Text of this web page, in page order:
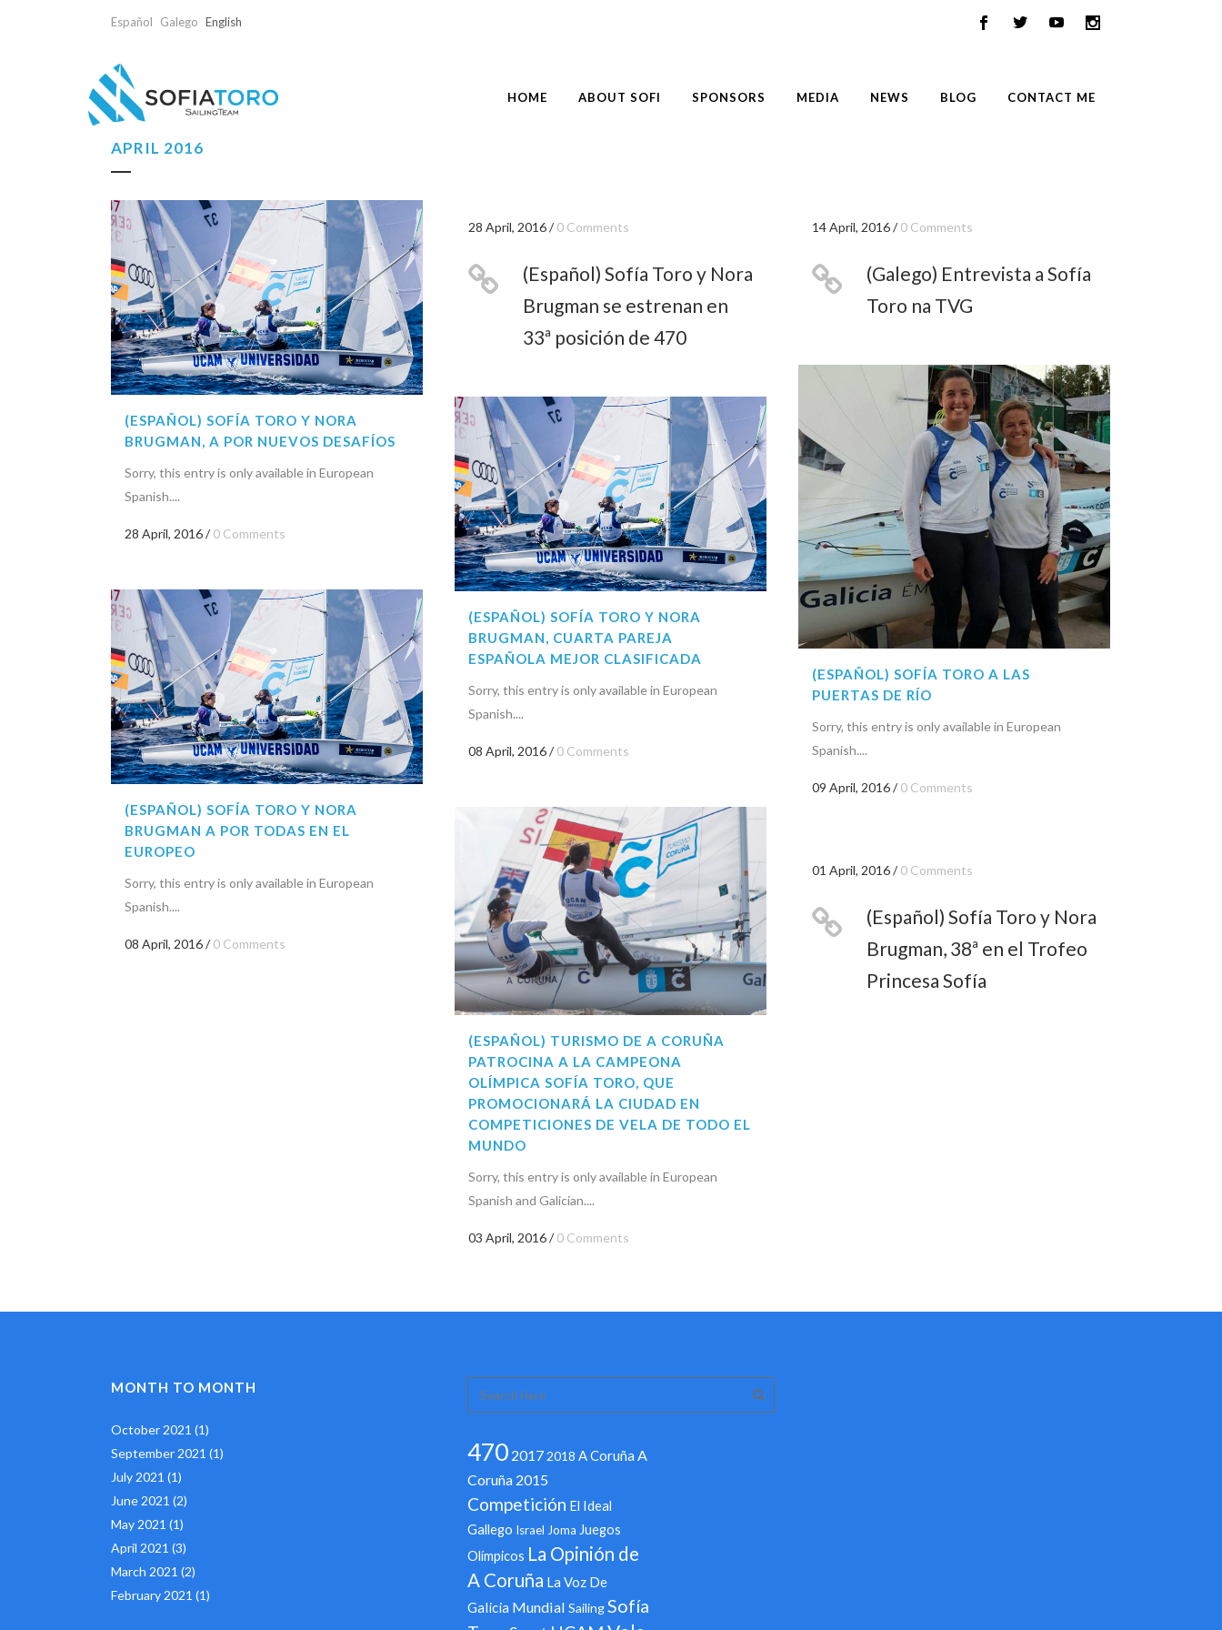
Español Galego English
HOME ABOUT SOFI SPONSORS MEDIA NEWS BLOG CONTACT ME
APRIL 2016
(ESPAÑOL) SOFÍA TORO Y NORA
BRUGMAN, A POR NUEVOS DESAFÍOS
Sorry, this entry is only available in European
Spanish....
28 April, 2016/0 Comments
28 April, 2016/0 Comments
(Español) Sofía Toro y Nora
Brugman se estrenan en
33ª posición de 470
14 April, 2016/0 Comments
(Galego) Entrevista a Sofía
Toro na TVG
(ESPAÑOL) SOFÍA TORO A LAS
PUERTAS DE RÍO
Sorry, this entry is only available in European
Spanish....
09 April, 2016/0 Comments
(ESPAÑOL) SOFÍA TORO Y NORA
BRUGMAN, CUARTA PAREJA
ESPAÑOLA MEJOR CLASIFICADA
Sorry, this entry is only available in European
Spanish....
08 April, 2016/0 Comments
(ESPAÑOL) SOFÍA TORO Y NORA
BRUGMAN A POR TODAS EN EL
EUROPEO
Sorry, this entry is only available in European
Spanish....
08 April, 2016/0 Comments
(ESPAÑOL) TURISMO DE A CORUÑA
PATROCINA A LA CAMPEONA
OLÍMPICA SOFÍA TORO, QUE
PROMOCIONARÁ LA CIUDAD EN
COMPETICIONES DE VELA DE TODO EL
MUNDO
Sorry, this entry is only available in European
Spanish and Galician....
03 April, 2016/0 Comments
01 April, 2016/0 Comments
(Español) Sofía Toro y Nora
Brugman, 38ª en el Trofeo
Princesa Sofía
MONTH TO MONTH
October 2021 (1)
September 2021 (1)
July 2021 (1)
June 2021 (2)
May 2021 (1)
April 2021 (3)
March 2021 (2)
February 2021 (1)
470 2017 2018 A Coruña A
Coruña 2015
Competición El Ideal
Gallego Israel Joma Juegos
Olímpicos La Opinión de
A Coruña La Voz De
Galicia Mundial SailingSofía